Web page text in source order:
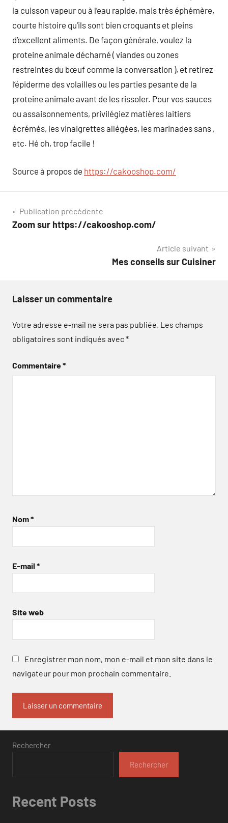
la cuisson vapeur ou à l’eau rapide, mais très éphémère,
courte histoire qu’ils sont bien croquants et pleins
d’excellent aliments. De façon générale, voulez la
proteine animale décharné ( viandes ou zones
restreintes du bœuf comme la conversation ), et retirez
l’épiderme des volailles ou les parties pesante de la
proteine animale avant de les rissoler. Pour vos sauces
ou assaisonnements, privilégiez matières laitiers
écrémés, les vinaigrettes allégées, les marinades sans ,
etc. Hé oh, trop facile !
Source à propos de https://cakooshop.com/
Navigation
de
Publication précédente
Zoom sur https://cakooshop.com/
Article suivant
Mes conseils sur Cuisiner
Laisser un commentaire
Votre adresse e-mail ne sera pas publiée. Les champs
obligatoires sont indiqués avec*
Commentaire*
Nom*
E-mail *
Site web
Enregistrer mon nom, mon e-mail et mon site dans le
navigateur pour mon prochain commentaire.
Rechercher
Rechercher
Recent Posts